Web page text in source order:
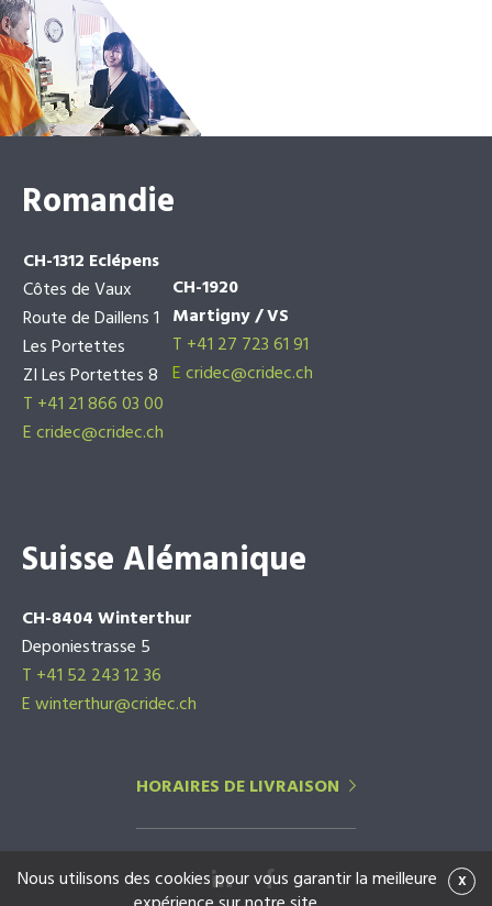
Romandie
CH-1312 Eclépens
Côtes de Vaux
Route de Daillens 1
Les Portettes
ZI Les Portettes 8
T +41 21 866 03 00
Ecridec@cridec.ch
CH-1920
Martigny / VS
T +41 27 723 61 91
Ecridec@cridec.ch
Suisse Alémanique
CH-8404 Winterthur
Deponiestrasse 5
T +41 52 243 12 36
E winterthur@cridec.ch
HORAIRES DE LIVRAISON
x
Nous utilisons des cookies pour vous garantir la meilleure